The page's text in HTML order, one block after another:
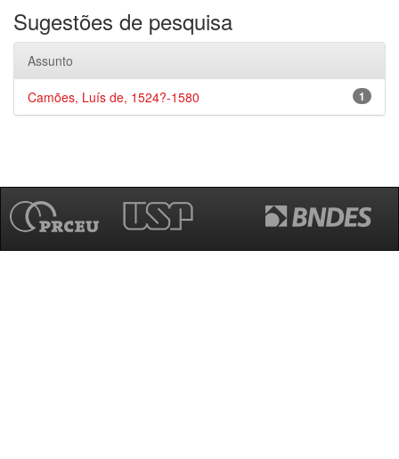
Sugestões de pesquisa
Assunto
1
Camões, Luís de, 1524?-1580